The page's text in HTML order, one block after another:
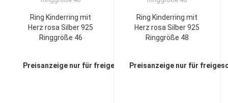
Ring Kinderring mit
Herz rosa Silber 925
Ringgröße 46
Preisanzeige nur für freigeschaltete Kunden
Ring Kinderring mit
Herz rosa Silber 925
Ringgröße 48
Preisanzeige nur für